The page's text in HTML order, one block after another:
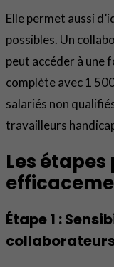
Elle permet aussi
possibles. Un
peut accéder à une
complète avec 1
salariés non
travailleurs
Les étapes
Étape 1 :